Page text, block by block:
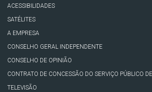
ACESSIBILIDADES
SATÉLITES
A EMPRESA
CONSELHO GERAL INDEPENDENTE
CONSELHO DE OPINIÃO
CONTRATO DE CONCESSÃO DO SERVIÇO PÚBLICO
TELEVISÃO